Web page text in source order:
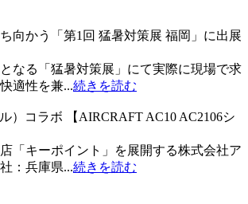
向かう「第1回 猛暑対策展 福岡」に出展
なる「猛暑対策展」にて実際に現場で求
適性を兼...続きを読む
）コラボ 【AIRCRAFT AC10 AC2106シ
「キーポイント」を展開する株式会社ア
：兵庫県...続きを読む